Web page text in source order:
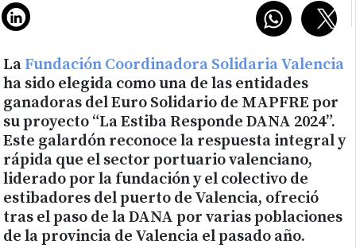
La Fundación Coordinadora Solidaria Valencia
ha sido elegida como una de las entidades
ganadoras del Euro Solidario de MAPFRE por
su proyecto “La Estiba Responde DANA 2024”.
Este galardón reconoce la respuesta integral y
rápida que el sector portuario valenciano,
liderado por la fundación y el colectivo de
estibadores del puerto de Valencia, ofreció
tras el paso de la DANA por varias poblaciones
de la provincia de Valencia el pasado año.